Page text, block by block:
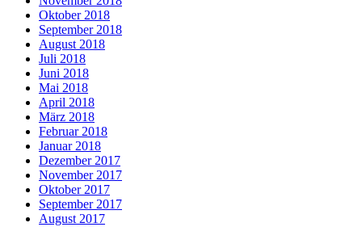
Oktober 2018
September 2018
August 2018
Juli 2018
Juni 2018
Mai 2018
April 2018
März 2018
Februar 2018
Januar 2018
Dezember 2017
November 2017
Oktober 2017
September 2017
August 2017